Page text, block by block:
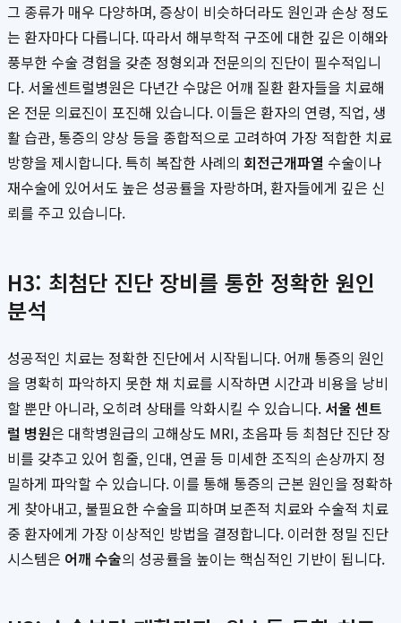
그 종류가 매우 다양하며, 증상이 비슷하더라도 원인과 손상 정도
는 환자마다 다릅니다. 따라서 해부학적 구조에 대한 깊은 이해와
풍부한 수술 경험을 갖춘 정형외과 전문의의 진단이 필수적입니
다. 서울센트럴병원은 다년간 수많은 어깨 질환 환자들을 치료해
온 전문 의료진이 포진해 있습니다. 이들은 환자의 연령, 직업, 생
활 습관, 통증의 양상 등을 종합적으로 고려하여 가장 적합한 치료
방향을 제시합니다. 특히 복잡한 사례의 회전근개파열 수술이나
재수술에 있어서도 높은 성공률을 자랑하며, 환자들에게 깊은 신
뢰를 주고 있습니다.
H3: 최첨단 진단 장비를 통한 정확한 원인
분석
성공적인 치료는 정확한 진단에서 시작됩니다. 어깨 통증의 원인
을 명확히 파악하지 못한 채 치료를 시작하면 시간과 비용을 낭비
할 뿐만 아니라, 오히려 상태를 악화시킬 수 있습니다. 서울 센트
럴 병원은 대학병원급의 고해상도 MRI, 초음파 등 최첨단 진단 장
비를 갖추고 있어 힘줄, 인대, 연골 등 미세한 조직의 손상까지 정
밀하게 파악할 수 있습니다. 이를 통해 통증의 근본 원인을 정확하
게 찾아내고, 불필요한 수술을 피하며 보존적 치료와 수술적 치료
중 환자에게 가장 이상적인 방법을 결정합니다. 이러한 정밀 진단
시스템은 어깨 수술의 성공률을 높이는 핵심적인 기반이 됩니다.